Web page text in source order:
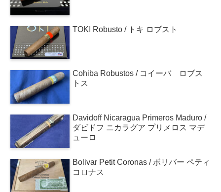
TOKI Robusto / トキ ロブスト
Cohiba Robustos / コイーバ ロブス
トス
Davidoff Nicaragua Primeros Maduro /
ダビドフ ニカラグア プリメロス マデ
ューロ
Bolivar Petit Coronas / ボリバー ペティ
コロナス